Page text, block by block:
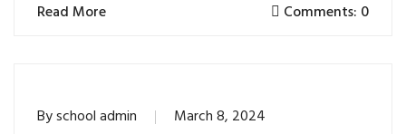
Read More Comments: 0
Byschool admin March 8, 2024